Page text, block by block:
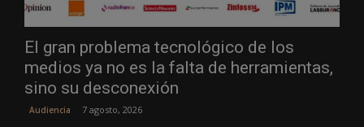
El gran problema tecnológico de los
medios ya no es la falta de herramientas,
sino su desconexión
Audiencia 7 agosto, 2026